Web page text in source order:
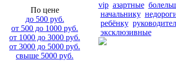
По цене
до 500 руб.
от 500 до 1000 руб.
от 1000 до 3000 руб.
от 3000 до 5000 руб.
свыше 5000 руб.
vip азартные
начальнику
ребёнку
эксклюзивные